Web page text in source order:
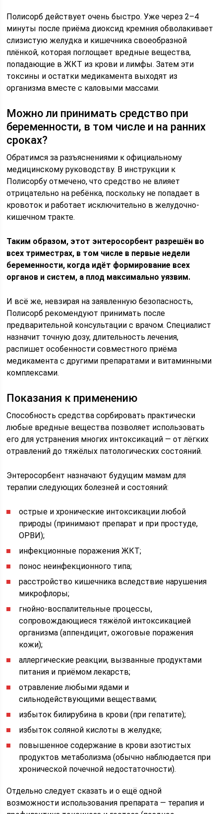
Полисорб действует очень быстро. Уже через 2–4
минуты после приёма диоксид кремния обволакивает
слизистую желудка и кишечника своеобразной
плёнкой, которая поглощает вредные вещества,
попадающие в ЖКТ из крови и лимфы. Затем эти
токсины и остатки медикамента выходят из
организма вместе с каловыми массами.
Можно ли принимать средство при
беременности, в том числе и на ранних
сроках?
Обратимся за разъяснениями к официальному
медицинскому руководству. В инструкции к
Полисорбу отмечено, что средство не влияет
отрицательно на ребёнка, поскольку не попадает в
кровоток и работает исключительно в желудочно-
кишечном тракте.
Таким образом, этот энтеросорбент разрешён во
всех триместрах, в том числе в первые недели
беременности, когда идёт формирование всех
органов и систем, а плод максимально уязвим.
И всё же, невзирая на заявленную безопасность,
Полисорб рекомендуют принимать после
предварительной консультации с врачом. Специалист
назначит точную дозу, длительность лечения,
распишет особенности совместного приёма
медикамента с другими препаратами и витаминными
комплексами.
Показания к применению
Способность средства сорбировать практически
любые вредные вещества позволяет использовать
его для устранения многих интоксикаций — от лёгких
отравлений до тяжёлых патологических состояний.
Энтеросорбент назначают будущим мамам для
терапии следующих болезней и состояний:
острые и хронические интоксикации любой
природы (принимают препарат и при простуде,
ОРВИ);
инфекционные поражения ЖКТ;
понос неинфекционного типа;
расстройство кишечника вследствие нарушения
микрофлоры;
гнойно-воспалительные процессы,
сопровождающиеся тяжёлой интоксикацией
организма (аппендицит, ожоговые поражения
кожи);
аллергические реакции, вызванные продуктами
питания и приёмом лекарств;
отравление любыми ядами и
сильнодействующими веществами;
избыток билирубина в крови (при гепатите);
избыток соляной кислоты в желудке;
повышенное содержание в крови азотистых
продуктов метаболизма (обычно наблюдается при
хронической почечной недостаточности).
Отдельно следует сказать и о ещё одной
возможности использования препарата — терапия и